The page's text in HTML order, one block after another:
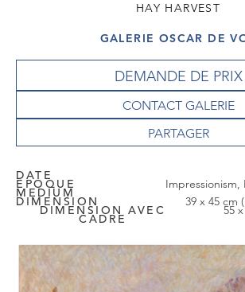
HAY HARVEST
GALERIE OSCAR DE
DEMANDE DE PRIX
CONTACT GALERIE
DATE
EPOQUE Impressionism,
MEDIUM
DIMENSION 39 x 45 cm
DIMENSION AVEC
CADRE
55